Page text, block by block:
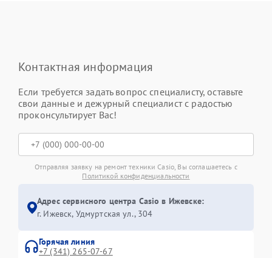
Контактная информация
Если требуется задать вопрос специалисту, оставьте
свои данные и дежурный специалист с радостью
проконсультирует Вас!
Отправляя заявку на ремонт техники Casio, Вы соглашаетесь с
Политикой конфиденциальности
Адрес сервисного центра Casio в Ижевске:
г. Ижевск, Удмуртская ул., 304
Горячая линия
+7 (341) 265-07-67